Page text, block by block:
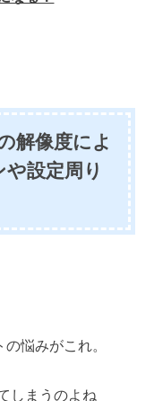
解像度によ
設定周り
悩みがこれ。
しまうのよね